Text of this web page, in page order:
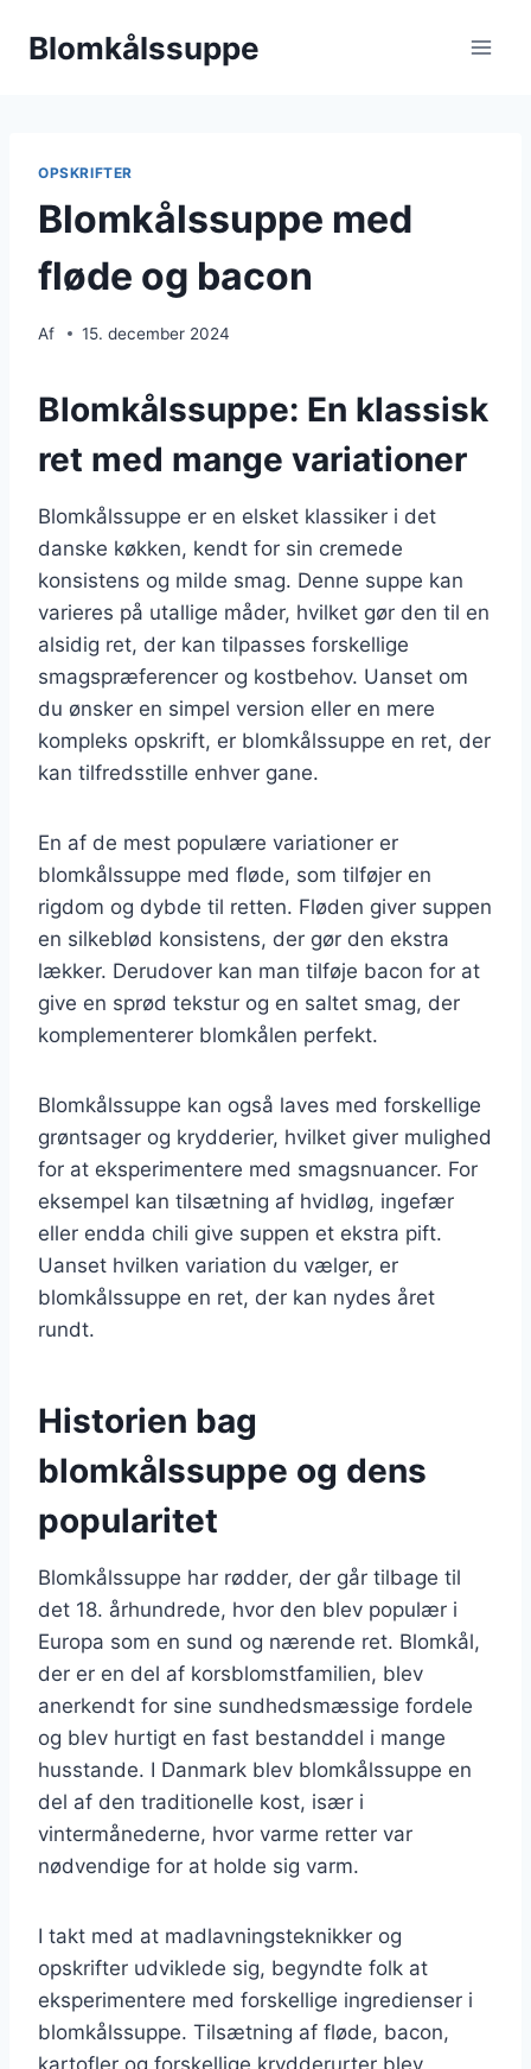
Blomkålssuppe
OPSKRIFTER
Blomkålssuppe med
fløde og bacon
Af 15. december 2024
Blomkålssuppe: En klassisk
ret med mange variationer
Blomkålssuppe er en elsket klassiker i det
danske køkken, kendt for sin cremede
konsistens og milde smag. Denne suppe kan
varieres på utallige måder, hvilket gør den til en
alsidig ret, der kan tilpasses forskellige
smagspræferencer og kostbehov. Uanset om
du ønsker en simpel version eller en mere
kompleks opskrift, er blomkålssuppe en ret, der
kan tilfredsstille enhver gane.
En af de mest populære variationer er
blomkålssuppe med fløde, som tilføjer en
rigdom og dybde til retten. Fløden giver suppen
en silkeblød konsistens, der gør den ekstra
lækker. Derudover kan man tilføje bacon for at
give en sprød tekstur og en saltet smag, der
komplementerer blomkålen perfekt.
Blomkålssuppe kan også laves med forskellige
grøntsager og krydderier, hvilket giver mulighed
for at eksperimentere med smagsnuancer. For
eksempel kan tilsætning af hvidløg, ingefær
eller endda chili give suppen et ekstra pift.
Uanset hvilken variation du vælger, er
blomkålssuppe en ret, der kan nydes året
rundt.
Historien bag
blomkålssuppe og dens
popularitet
Blomkålssuppe har rødder, der går tilbage til
det 18. århundrede, hvor den blev populær i
Europa som en sund og nærende ret. Blomkål,
der er en del af korsblomstfamilien, blev
anerkendt for sine sundhedsmæssige fordele
og blev hurtigt en fast bestanddel i mange
husstande. I Danmark blev blomkålssuppe en
del af den traditionelle kost, især i
vintermånederne, hvor varme retter var
nødvendige for at holde sig varm.
I takt med at madlavningsteknikker og
opskrifter udviklede sig, begyndte folk at
eksperimentere med forskellige ingredienser i
blomkålssuppe. Tilsætning af fløde, bacon,
kartofler og forskellige krydderurter blev